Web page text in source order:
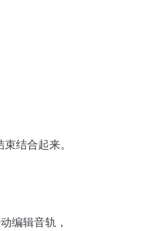
结合起来。
编辑音轨，